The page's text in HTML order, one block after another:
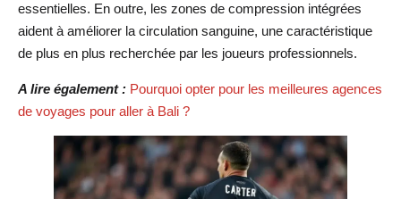
essentielles. En outre, les zones de compression intégrées
aident à améliorer la circulation sanguine, une caractéristique
de plus en plus recherchée par les joueurs professionnels.
A lire également : Pourquoi opter pour les meilleures agences
de voyages pour aller à Bali ?